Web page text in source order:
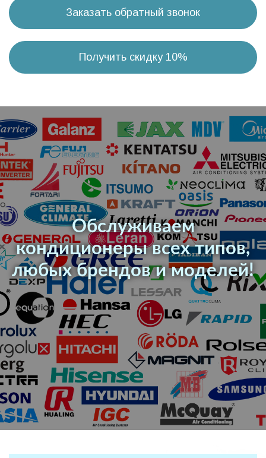
Заказать обратный звонок
Получить скидку 10%
Обслуживаем
кондиционеры всех типов,
любых брендов и моделей!